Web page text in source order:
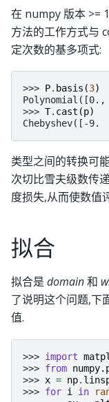
在 numpy 版本 >=
方法的工作方式与
定次数的基多项式:
>>> P. basis (3)
>>> T. cast (p)
Chebyshev([-
类型之间的转换可
次切比雪夫级数传
度损失,从而使数值
拟合
拟合是 domain和
了说明这个问题,下
值.
>>> import
>>> from
>>> x = np.
>>> for i in